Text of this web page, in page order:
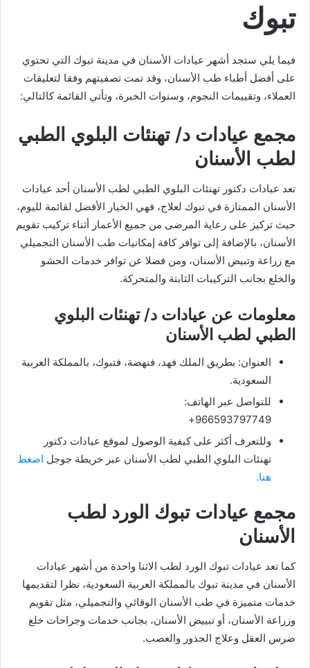
تبوك
فيما يلي ستجد أشهر عيادات الأسنان في مدينة تبوك التي تحتوي
على أفضل أطباء طب الأسنان، وقد تمت تصفيتهم وفقا لتعليقات
العملاء، وتقييمات النجوم، وسنوات الخبرة، وتأتي القائمة كالتالي:
مجمع عيادات د/ تهنئات البلوي الطبي
لطب الأسنان
تعد عيادات دكتور تهنئات البلوي الطبي لطب الأسنان أحد عيادات
الأسنان الممتازة في تبوك لعلاج، فهي الخيار الأفضل لقائمة لليوم،
حيث تركيز على رعاية المرضى من جميع الأعمار أثناء تركيب تقويم
الأسنان، بالإضافة إلى توافر كافة إمكانيات طب الأسنان التجميلي
مع زراعة وتبيض الأسنان، ومن فضلا عن توافر خدمات الحشو
والخلع بجانب التركيبات الثابتة والمتحركة.
معلومات عن عيادات د/ تهنئات البلوي
الطبي لطب الأسنان
العنوان: بطريق الملك فهد، فنهضة، فتبوك، بالمملكة العربية
السعودية.
للتواصل عبر الهاتف:
966593797749+
وللتعرف أكثر على كيفية الوصول لموقع عيادات دكتور
تهنئات البلوي الطبي لطب الأسنان عبر خريطة جوجل اضغط
هنا.
مجمع عيادات تبوك الورد لطب
الأسنان
كما تعد عيادات تبوك الورد لطب الاثنا واحدة من أشهر عيادات
الأسنان في مدينة تبوك بالمملكة العربية السعودية، نظرا لتقديمها
خدمات متميزة في طب الأسنان الوقائي والتجميلي، مثل تقويم
وزراعة الأسنان، أو تبييض الأسنان، بجانب خدمات وجراحات خلع
ضرس العقل وعلاج الجذور والعصب.